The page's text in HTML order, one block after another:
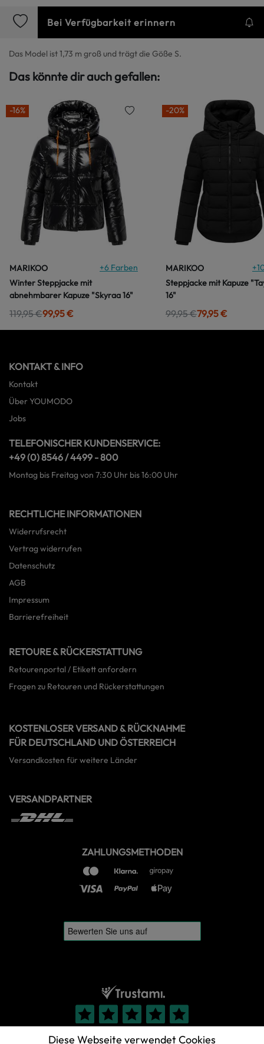
Diese Webseite verwendet Cookies
Bei Verfügbarkeit erinnern
Das Model ist 1,73 m groß und trägt die Göße S.
Das könnte dir auch gefallen:
-16%
MARIKOO +6 Farben
Winter Steppjacke mit
abnehmbarer Kapuze "Skyraa 16"
119,95 €99,95 €
-20%
MARIKOO +
Steppjacke mit Kapuze
16"
99,95 €79,95 €
KONTAKT & INFO
Kontakt
Über YOUMODO
Jobs
TELEFONISCHER KUNDENSERVICE:
+49 (0) 8546 / 4499 - 800
Montag bis Freitag von 7:30 Uhr bis 16:00 Uhr
RECHTLICHE INFORMATIONEN
Widerrufsrecht
Vertrag widerrufen
Datenschutz
AGB
Impressum
Barrierefreiheit
RETOURE & RÜCKERSTATTUNG
Retourenportal / Etikett anfordern
Fragen zu Retouren und Rückerstattungen
KOSTENLOSER VERSAND & RÜCKNAHME
FÜR DEUTSCHLAND UND ÖSTERREICH
Versandkosten für weitere Länder
VERSANDPARTNER
ZAHLUNGSMETHODEN